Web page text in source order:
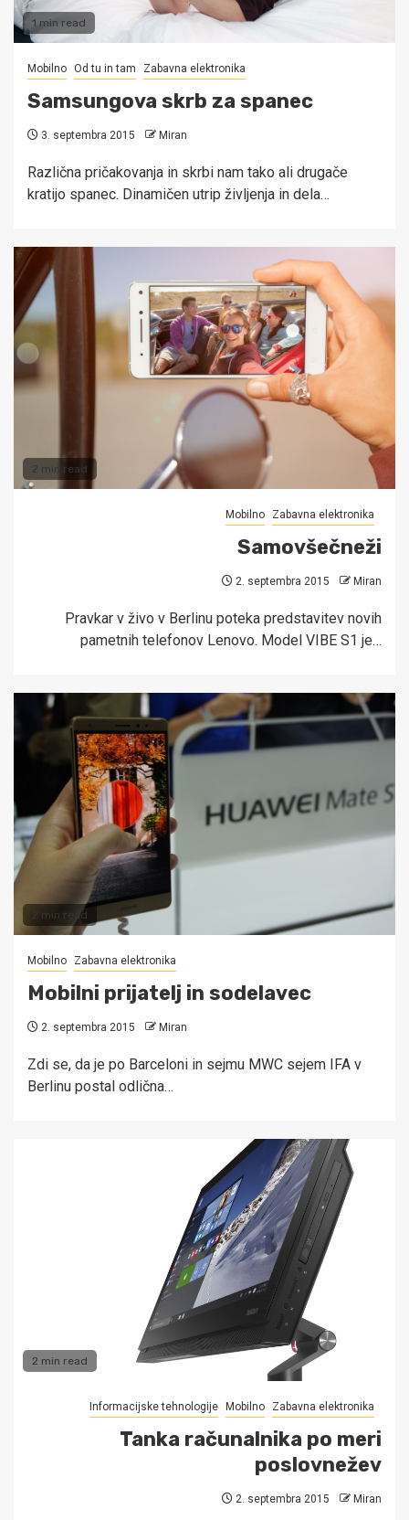
1 min read
Mobilno Od tu in tam Zabavna elektronika
Samsungova skrb za spanec
3. septembra 2015 Miran
Različna pričakovanja in skrbi nam tako ali drugače
kratijo spanec. Dinamičen utrip življenja in dela…
2 min read
Mobilno Zabavna elektronika
Samovšečneži
2. septembra 2015 Miran
Pravkar v živo v Berlinu poteka predstavitev novih
pametnih telefonov Lenovo. Model VIBE S1 je…
2 min read
Mobilno Zabavna elektronika
Mobilni prijatelj in sodelavec
2. septembra 2015 Miran
Zdi se, da je po Barceloni in sejmu MWC sejem IFA v
Berlinu postal odlična…
2 min read
Informacijske tehnologije Mobilno Zabavna elektronika
Tanka računalnika po meri
poslovnežev
2. septembra 2015 Miran